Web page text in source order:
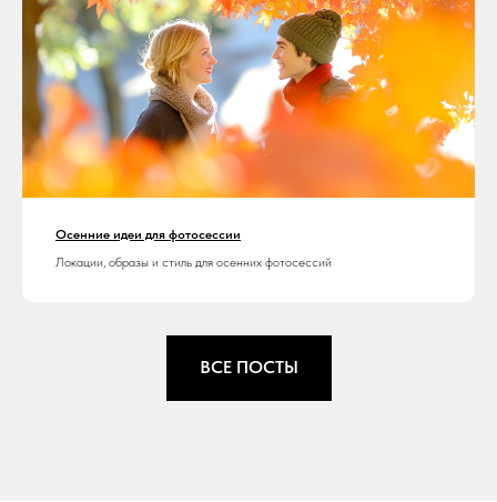
Осенние идеи для фотосессии
Локации, образы и стиль для осенних фотосессий
ВСЕ ПОСТЫ